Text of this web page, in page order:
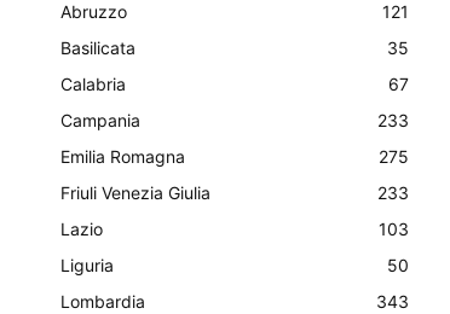
Abruzzo
121
Basilicata
35
Calabria
67
Campania
233
Emilia Romagna
275
Friuli Venezia Giulia
233
Lazio
103
Liguria
50
Lombardia
343